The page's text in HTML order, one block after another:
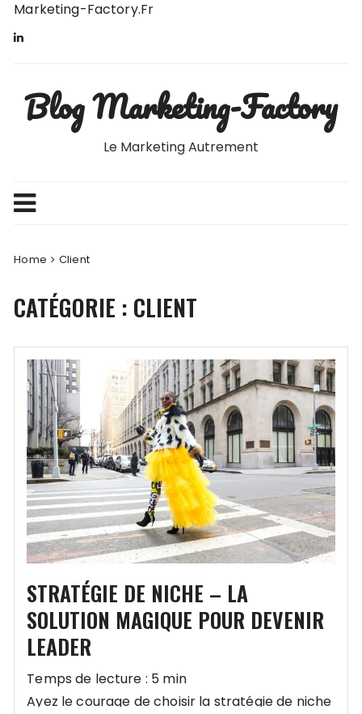
Skip
content
Marketing-Factory.fr
Blog Marketing-Factory
Le Marketing Autrement
Home Client
CATÉGORIE : CLIENT
STRATÉGIE DE NICHE – LA
SOLUTION MAGIQUE POUR DEVENIR
LEADER
Temps de lecture : 5 min
Ayez le courage de choisir la stratégie de niche